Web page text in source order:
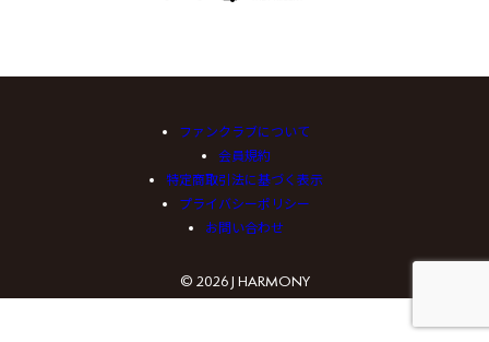
© 2026 J HARMONY
ファンクラブについて
会員規約
特定商取引法に基づく表示
プライバシーポリシー
お問い合わせ